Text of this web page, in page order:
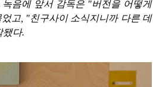
음에 앞서 감독은 "버전을 어떻게
고, "친구사이 소식지니까 다른 데
됐다.